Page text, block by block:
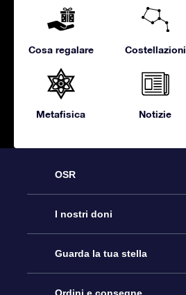
Cosa regalare Costellazioni
Metafisica Notizie
OSR
Assistenza
Contattaci
Blog
I nostri doni
Online Star Gift
Pacchetto regalo OSR
Guarda la tua stella
Registro stellare